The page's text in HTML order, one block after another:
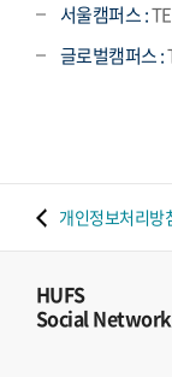
서울캠퍼스 :
글로벌캠퍼스 :
개인정보처리방
HUFS
Social